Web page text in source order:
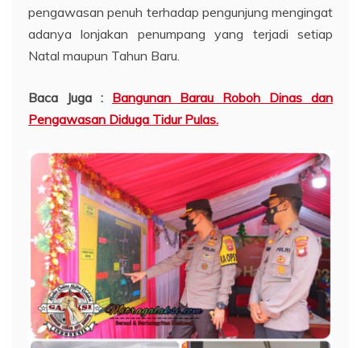
pengawasan penuh terhadap pengunjung mengingat
adanya lonjakan penumpang yang terjadi setiap
Natal maupun Tahun Baru.
Baca Juga : Bangunan Barau Roboh Dinas dan
Pengawasan Diduga Tidur Pulas.